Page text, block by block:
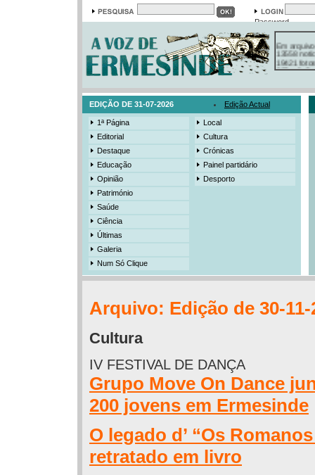
Password
Em arquivo
13558
19421
385
EDIÇÃO DE 31-07-2026 Edição Actual
1ª Página
Editorial
Destaque
Educação
Opinião
Património
Saúde
Ciência
Últimas
Galeria
Num Só Clique
Local
Cultura
Crónicas
Painel partidário
Desporto
Arquivo: Edição de 30-11-
Cultura
IV FESTIVAL DE DANÇA
Grupo Move On Dance
200 jovens em Ermesinde
O legado d’ “Os
retratado em livro